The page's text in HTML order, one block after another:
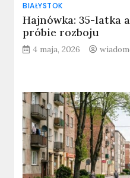
BIAŁYSTOK
Hajnówka: 35-latka
próbie rozboju
4 maja, 2026